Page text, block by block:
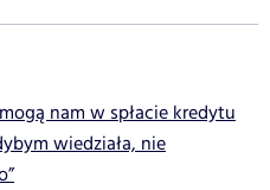
nam w spłacie kredytu
wiedziała, nie